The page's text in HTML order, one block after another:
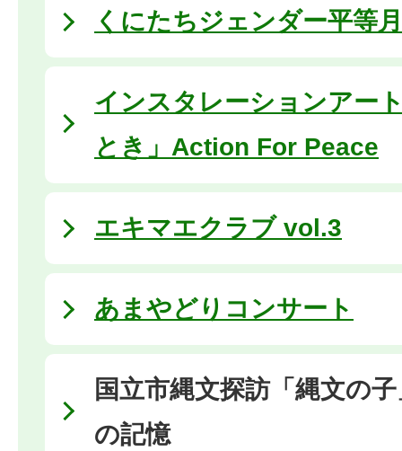
くにたちジェンダー平等
インスタレーションアー
とき」Action For Peace
エキマエクラブ vol.3
あまやどりコンサート
国立市縄文探訪「縄文の
の記憶